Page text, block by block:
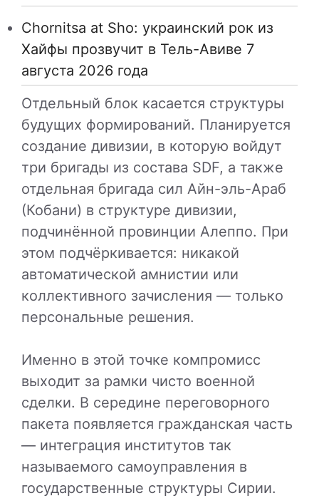
Chornitsa at Sho: украинский рок из
Хайфы прозвучит в Тель-Авиве 7
августа 2026 года
Отдельный блок касается структуры
будущих формирований. Планируется
создание дивизии, в которую войдут
три бригады из состава SDF, а также
отдельная бригада сил Айн-эль-Араб
(Кобани) в структуре дивизии,
подчинённой провинции Алеппо. При
этом подчёркивается: никакой
автоматической амнистии или
коллективного зачисления — только
персональные решения.
Именно в этой точке компромисс
выходит за рамки чисто военной
сделки. В середине переговорного
пакета появляется гражданская часть
— интеграция институтов так
называемого самоуправления в
государственные структуры Сирии.